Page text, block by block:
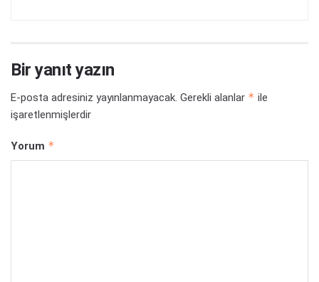
Bir yanıt yazın
E-posta adresiniz yayınlanmayacak. Gerekli alanlar * ile
işaretlenmişlerdir
Yorum *